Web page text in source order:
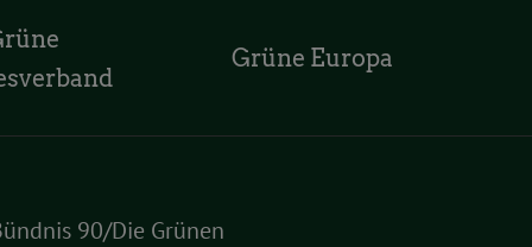
Grüne Europa
90/Die Grünen